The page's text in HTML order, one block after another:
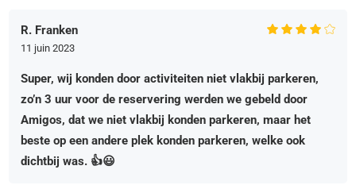
R. Franken
11 juin 2023
Super, wij konden door activiteiten niet vlakbij parkeren,
zo’n 3 uur voor de reservering werden we gebeld door
Amigos, dat we niet vlakbij konden parkeren, maar het
beste op een andere plek konden parkeren, welke ook
dichtbij was. 👍😃